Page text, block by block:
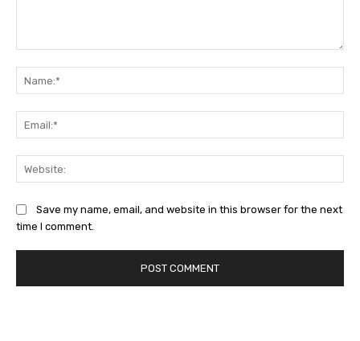
Save my name, email, and website in this browser for the next
time I comment.